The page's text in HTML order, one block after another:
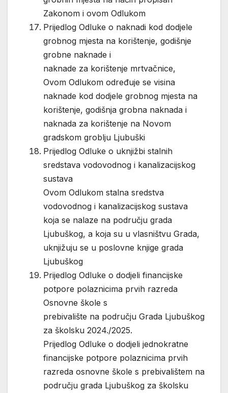
Zakonom i ovom Odlukom
Prijedlog Odluke o naknadi kod dodjele
grobnog mjesta na korištenje, godišnje
grobne naknade i
naknade za korištenje mrtvačnice,
Ovom Odlukom određuje se visina
naknade kod dodjele grobnog mjesta na
korištenje, godišnja grobna naknada i
naknada za korištenje na Novom
gradskom groblju Ljubuški
Prijedlog Odluke o uknjižbi stalnih
sredstava vodovodnog i kanalizacijskog
sustava
Ovom Odlukom stalna sredstva
vodovodnog i kanalizacijskog sustava
koja se nalaze na području grada
Ljubuškog, a koja su u vlasništvu Grada,
uknjižuju se u poslovne knjige grada
Ljubuškog
Prijedlog Odluke o dodjeli financijske
potpore polaznicima prvih razreda
Osnovne škole s
prebivalište na području Grada Ljubuškog
za školsku 2024./2025.
Prijedlog Odluke o dodjeli jednokratne
financijske potpore polaznicima prvih
razreda osnovne škole s prebivalištem na
području grada Ljubuškog za školsku